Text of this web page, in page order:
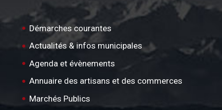
Démarches courantes
Actualités & infos municipales
Agenda et évènements
Annuaire des artisans et des commerces
Marchés Publics